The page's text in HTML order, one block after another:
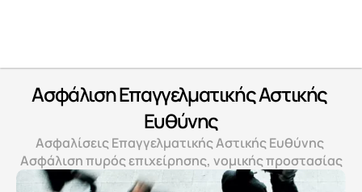
Ασφάλιση Eπαγγελματικής Aστικής
Eυθύνης
Ασφαλίσεις Επαγγελματικής Αστικής Ευθύνης
Ασφάλιση πυρός επιχείρησης, νομικής προστασίας